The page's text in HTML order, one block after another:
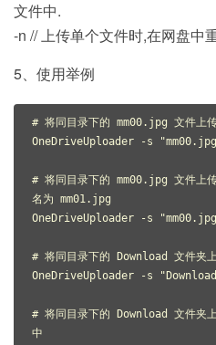
文件中.
-n // 上传单个文件时,在网盘中
5、使用举例
# 将同目录下的 mm00.jpg 文件上
OneDriveUploader -s
# 将同目录下的 mm00.jpg 文件上
名为 mm01.jpg
OneDriveUploader -s
# 将同目录下的 Download 文件夹
OneDriveUploader -s
# 将同目录下的 Download 文件夹
中